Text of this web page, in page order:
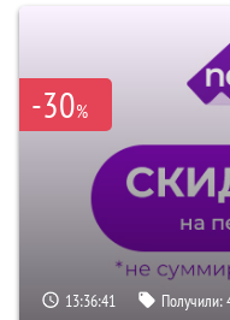
-30%
13:36:39 Получили: